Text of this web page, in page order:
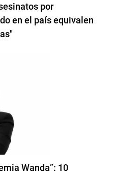
por
en el país equivalen
Wanda”: 10